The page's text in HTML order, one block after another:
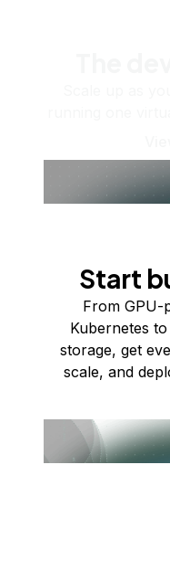
Start
From GPU-
Kubernetes
storage, get
scale, and